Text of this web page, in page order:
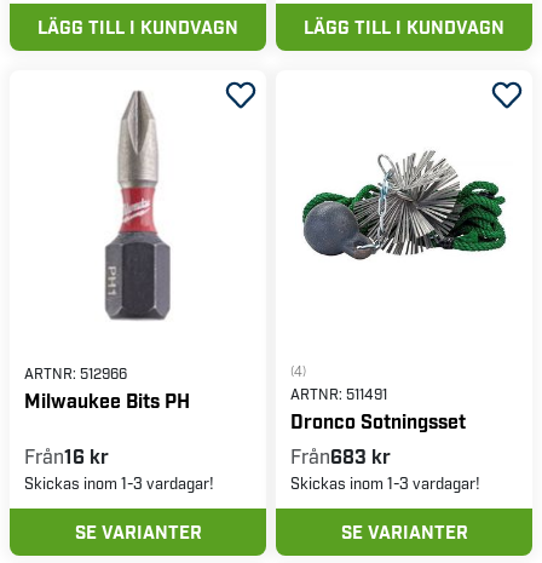
LÄGG TILL I KUNDVAGN LÄGG TILL I KUNDVAGN
ARTNR: 512966
Milwaukee Bits PH
Från16 kr
Skickas inom 1-3 vardagar!
SE VARIANTER
(4)
ARTNR: 511491
Dronco Sotningsset
Från683 kr
Skickas inom 1-3 vardagar!
SE VARIANTER